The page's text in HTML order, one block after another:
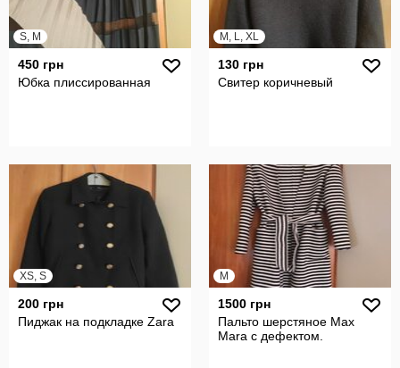
S, M
450 грн
Юбка плиссированная
M, L, XL
130 грн
Свитер коричневый
XS, S
200 грн
Пиджак на подкладке Zara
M
1500 грн
Пальто шерстяное Max
Mara с дефектом.